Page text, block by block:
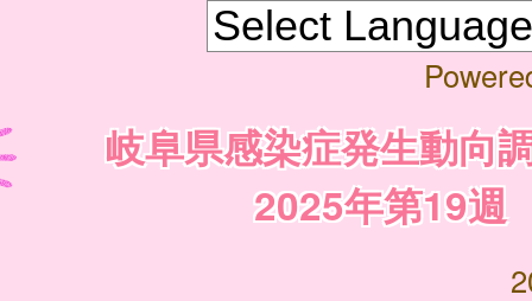
岐阜県感染症発生動向
2025年第19週